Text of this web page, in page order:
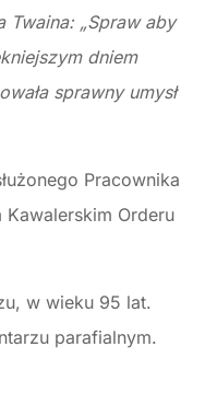
Twaina: „Spraw aby
dniem
sprawny umysł
Pracownika
Orderu
w wieku 95 lat.
parafialnym.